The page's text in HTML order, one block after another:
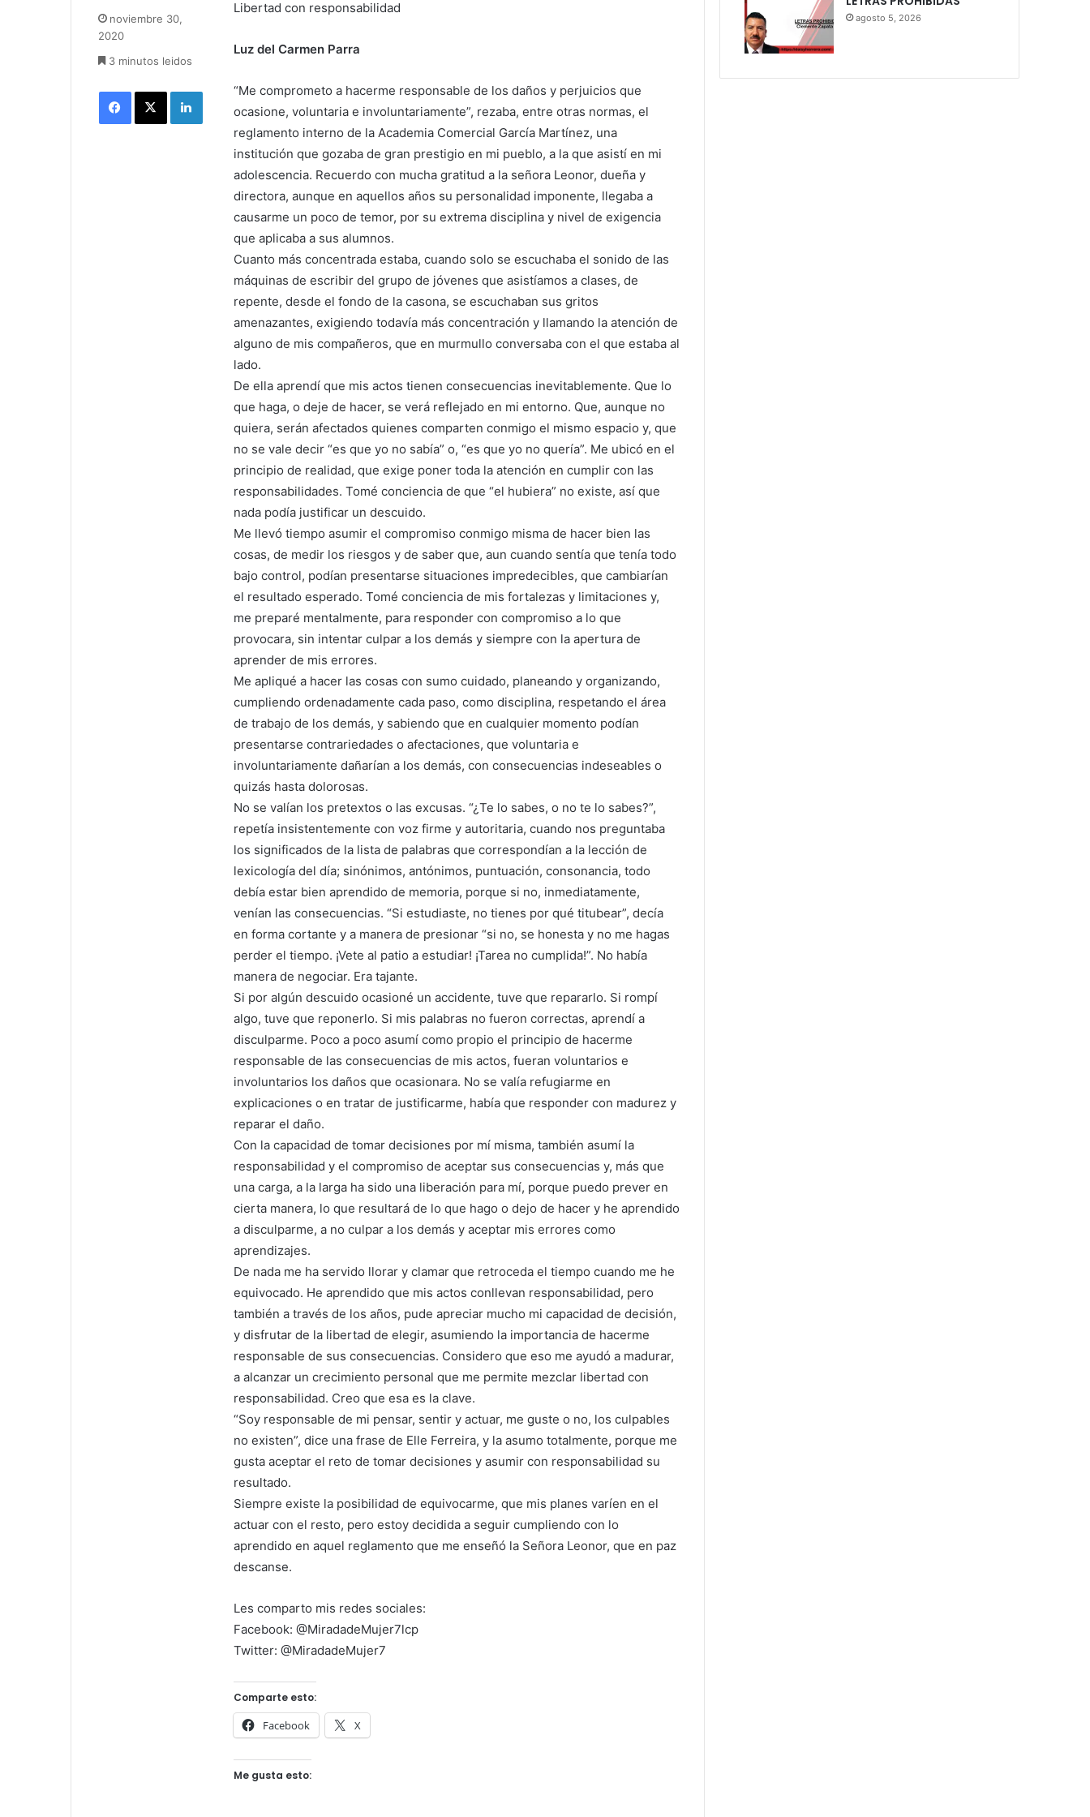
Libertad con responsabilidad
Luz del Carmen Parra
“Me comprometo a hacerme responsable de los daños y perjuicios que
ocasione, voluntaria e involuntariamente”, rezaba, entre otras normas, el
reglamento interno de la Academia Comercial García Martínez, una
institución que gozaba de gran prestigio en mi pueblo, a la que asistí en mi
adolescencia. Recuerdo con mucha gratitud a la señora Leonor, dueña y
directora, aunque en aquellos años su personalidad imponente, llegaba a
causarme un poco de temor, por su extrema disciplina y nivel de exigencia
que aplicaba a sus alumnos.
Cuanto más concentrada estaba, cuando solo se escuchaba el sonido de las
máquinas de escribir del grupo de jóvenes que asistíamos a clases, de
repente, desde el fondo de la casona, se escuchaban sus gritos
amenazantes, exigiendo todavía más concentración y llamando la atención de
alguno de mis compañeros, que en murmullo conversaba con el que estaba al
lado.
De ella aprendí que mis actos tienen consecuencias inevitablemente. Que lo
que haga, o deje de hacer, se verá reflejado en mi entorno. Que, aunque no
quiera, serán afectados quienes comparten conmigo el mismo espacio y, que
no se vale decir “es que yo no sabía” o, “es que yo no quería”. Me ubicó en el
principio de realidad, que exige poner toda la atención en cumplir con las
responsabilidades. Tomé conciencia de que “el hubiera” no existe, así que
nada podía justificar un descuido.
Me llevó tiempo asumir el compromiso conmigo misma de hacer bien las
cosas, de medir los riesgos y de saber que, aun cuando sentía que tenía todo
bajo control, podían presentarse situaciones impredecibles, que cambiarían
el resultado esperado. Tomé conciencia de mis fortalezas y limitaciones y,
me preparé mentalmente, para responder con compromiso a lo que
provocara, sin intentar culpar a los demás y siempre con la apertura de
aprender de mis errores.
Me apliqué a hacer las cosas con sumo cuidado, planeando y organizando,
cumpliendo ordenadamente cada paso, como disciplina, respetando el área
de trabajo de los demás, y sabiendo que en cualquier momento podían
presentarse contrariedades o afectaciones, que voluntaria e
involuntariamente dañarían a los demás, con consecuencias indeseables o
quizás hasta dolorosas.
No se valían los pretextos o las excusas. “¿Te lo sabes, o no te lo sabes?”,
repetía insistentemente con voz firme y autoritaria, cuando nos preguntaba
los significados de la lista de palabras que correspondían a la lección de
lexicología del día; sinónimos, antónimos, puntuación, consonancia, todo
debía estar bien aprendido de memoria, porque si no, inmediatamente,
venían las consecuencias. “Si estudiaste, no tienes por qué titubear”, decía
en forma cortante y a manera de presionar “si no, se honesta y no me hagas
perder el tiempo. ¡Vete al patio a estudiar! ¡Tarea no cumplida!”. No había
manera de negociar. Era tajante.
Si por algún descuido ocasioné un accidente, tuve que repararlo. Si rompí
algo, tuve que reponerlo. Si mis palabras no fueron correctas, aprendí a
disculparme. Poco a poco asumí como propio el principio de hacerme
responsable de las consecuencias de mis actos, fueran voluntarios e
involuntarios los daños que ocasionara. No se valía refugiarme en
explicaciones o en tratar de justificarme, había que responder con madurez y
reparar el daño.
Con la capacidad de tomar decisiones por mí misma, también asumí la
responsabilidad y el compromiso de aceptar sus consecuencias y, más que
una carga, a la larga ha sido una liberación para mí, porque puedo prever en
cierta manera, lo que resultará de lo que hago o dejo de hacer y he aprendido
a disculparme, a no culpar a los demás y aceptar mis errores como
aprendizajes.
De nada me ha servido llorar y clamar que retroceda el tiempo cuando me he
equivocado. He aprendido que mis actos conllevan responsabilidad, pero
también a través de los años, pude apreciar mucho mi capacidad de decisión,
y disfrutar de la libertad de elegir, asumiendo la importancia de hacerme
responsable de sus consecuencias. Considero que eso me ayudó a madurar,
a alcanzar un crecimiento personal que me permite mezclar libertad con
responsabilidad. Creo que esa es la clave.
“Soy responsable de mi pensar, sentir y actuar, me guste o no, los culpables
no existen”, dice una frase de Elle Ferreira, y la asumo totalmente, porque me
gusta aceptar el reto de tomar decisiones y asumir con responsabilidad su
resultado.
Siempre existe la posibilidad de equivocarme, que mis planes varíen en el
actuar con el resto, pero estoy decidida a seguir cumpliendo con lo
aprendido en aquel reglamento que me enseñó la Señora Leonor, que en paz
descanse.
Les comparto mis redes sociales:
Facebook: @MiradadeMujer7lcp
Twitter: @MiradadeMujer7
Comparte esto:
Facebook X
Me gusta esto:
a
e
m
noviembre 30,
2020
3 minutos leidos
Facebook X LinkedIn
agosto 5, 2026